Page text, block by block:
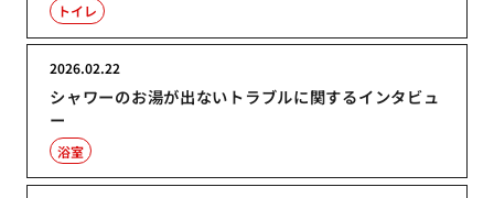
トイレ
シャワーのお湯が出ないトラブルに関するインタビュ
ー
2026.02.22
浴室